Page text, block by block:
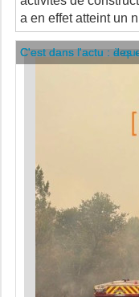
C'est dans l'actu : des
C'est dans l'actu : à